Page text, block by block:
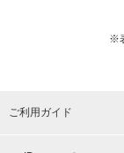
※
ご利用ガイド